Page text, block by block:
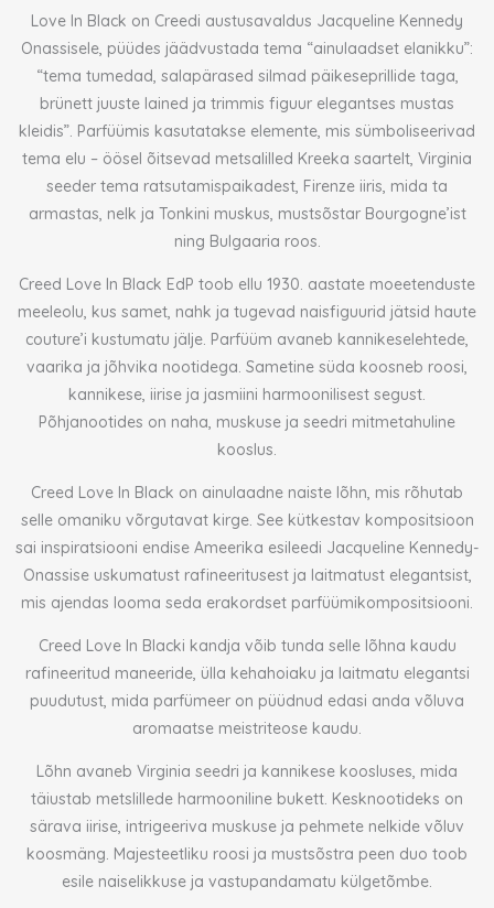
Love In Black on Creedi austusavaldus Jacqueline Kennedy
Onassisele, püüdes jäädvustada tema “ainulaadset elanikku”:
“tema tumedad, salapärased silmad päikeseprillide taga,
brünett juuste lained ja trimmis figuur elegantses mustas
kleidis”. Parfüümis kasutatakse elemente, mis sümboliseerivad
tema elu – öösel õitsevad metsalilled Kreeka saartelt, Virginia
seeder tema ratsutamispaikadest, Firenze iiris, mida ta
armastas, nelk ja Tonkini muskus, mustsõstar Bourgogne’ist
ning Bulgaaria roos.
Creed Love In Black EdP toob ellu 1930. aastate moeetenduste
meeleolu, kus samet, nahk ja tugevad naisfiguurid jätsid haute
couture’i kustumatu jälje. Parfüüm avaneb kannikeselehtede,
vaarika ja jõhvika nootidega. Sametine süda koosneb roosi,
kannikese, iirise ja jasmiini harmoonilisest segust.
Põhjanootides on naha, muskuse ja seedri mitmetahuline
kooslus.
Creed Love In Black on ainulaadne naiste lõhn, mis rõhutab
selle omaniku võrgutavat kirge. See kütkestav kompositsioon
sai inspiratsiooni endise Ameerika esileedi Jacqueline Kennedy-
Onassise uskumatust rafineeritusest ja laitmatust elegantsist,
mis ajendas looma seda erakordset parfüümikompositsiooni.
Creed Love In Blacki kandja võib tunda selle lõhna kaudu
rafineeritud maneeride, ülla kehahoiaku ja laitmatu elegantsi
puudutust, mida parfümeer on püüdnud edasi anda võluva
aromaatse meistriteose kaudu.
Lõhn avaneb Virginia seedri ja kannikese koosluses, mida
täiustab metslillede harmooniline bukett. Kesknootideks on
särava iirise, intrigeeriva muskuse ja pehmete nelkide võluv
koosmäng. Majesteetliku roosi ja mustsõstra peen duo toob
esile naiselikkuse ja vastupandamatu külgetõmbe.